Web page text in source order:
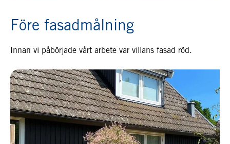
Före fasadmålning
Innan vi påbörjade vårt arbete var villans fasad röd.